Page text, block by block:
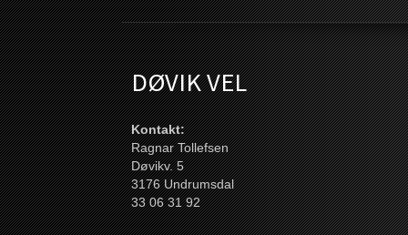
DØVIK VEL
Kontakt:
Ragnar Tollefsen
Døvikv. 5
3176 Undrumsdal
33 06 31 92